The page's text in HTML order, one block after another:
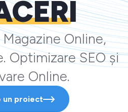
Online,
Optimizare SEO și
Online.
un proiect